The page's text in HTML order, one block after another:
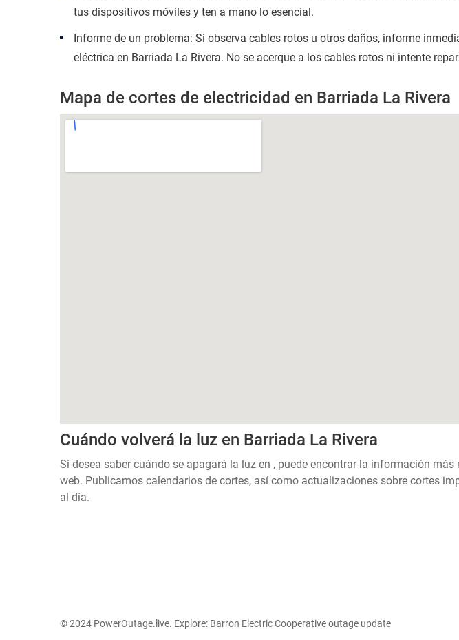
tus dispositivos móviles y ten a mano lo esencial.
Informe de un problema: Si observa cables rotos u otros daños, informe
eléctrica en Barriada La Rivera. No se acerque a los cables rotos ni intente
Mapa de cortes de electricidad en Barriada La Rivera
Cuándo volverá la luz en Barriada La Rivera
Si desea saber cuándo se apagará la luz en , puede encontrar la información más
web. Publicamos calendarios de cortes, así como actualizaciones sobre cortes
al día.
© 2024 PowerOutage.live. Explore: Barron Electric Cooperative outage update